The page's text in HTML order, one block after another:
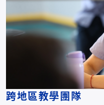
跨地區教學團隊